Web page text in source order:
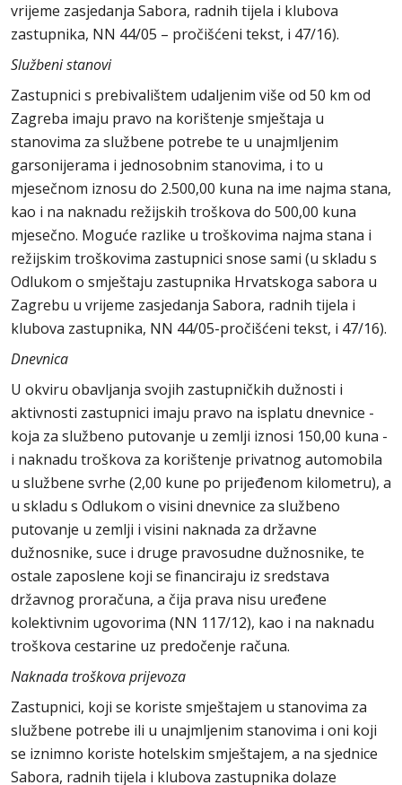
vrijeme zasjedanja Sabora, radnih tijela i klubova
zastupnika, NN 44/05 – pročišćeni tekst, i 47/16).
Službeni stanovi
Zastupnici s prebivalištem udaljenim više od 50 km od
Zagreba imaju pravo na korištenje smještaja u
stanovima za službene potrebe te u unajmljenim
garsonijerama i jednosobnim stanovima, i to u
mjesečnom iznosu do 2.500,00 kuna na ime najma stana,
kao i na naknadu režijskih troškova do 500,00 kuna
mjesečno. Moguće razlike u troškovima najma stana i
režijskim troškovima zastupnici snose sami (u skladu s
Odlukom o smještaju zastupnika Hrvatskoga sabora u
Zagrebu u vrijeme zasjedanja Sabora, radnih tijela i
klubova zastupnika, NN 44/05-pročišćeni tekst, i 47/16).
Dnevnica
U okviru obavljanja svojih zastupničkih dužnosti i
aktivnosti zastupnici imaju pravo na isplatu dnevnice -
koja za službeno putovanje u zemlji iznosi 150,00 kuna -
i naknadu troškova za korištenje privatnog automobila
u službene svrhe (2,00 kune po prijeđenom kilometru), a
u skladu s Odlukom o visini dnevnice za službeno
putovanje u zemlji i visini naknada za državne
dužnosnike, suce i druge pravosudne dužnosnike, te
ostale zaposlene koji se financiraju iz sredstava
državnog proračuna, a čija prava nisu uređene
kolektivnim ugovorima (NN 117/12), kao i na naknadu
troškova cestarine uz predočenje računa.
Naknada troškova prijevoza
Zastupnici, koji se koriste smještajem u stanovima za
službene potrebe ili u unajmljenim stanovima i oni koji
se iznimno koriste hotelskim smještajem, a na sjednice
Sabora, radnih tijela i klubova zastupnika dolaze